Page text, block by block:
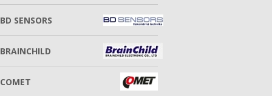
BD SENSORS
BRAINCHILD
COMET